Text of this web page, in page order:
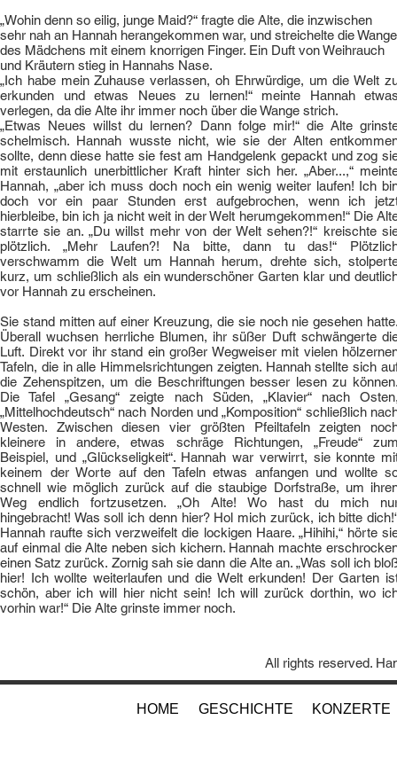
„Wohin denn so eilig, junge Maid?“ fragte die Alte, die inzwischen
sehr nah an Hannah herangekommen war, und streichelte die Wange
des Mädchens mit einem knorrigen Finger. Ein Duft von Weihrauch
und Kräutern stieg in Hannahs Nase.
„Ich habe mein Zuhause verlassen, oh Ehrwürdige, um die Welt
erkunden und etwas Neues zu lernen!“ meinte Hannah
verlegen, da die Alte ihr immer noch über die Wange strich.
„Etwas Neues willst du lernen? Dann folge mir!“ die Alte
schelmisch. Hannah wusste nicht, wie sie der Alten
sollte, denn diese hatte sie fest am Handgelenk gepackt und zog
mit erstaunlich unerbittlicher Kraft hinter sich her. „Aber...,“
Hannah, „aber ich muss doch noch ein wenig weiter laufen! Ich
doch vor ein paar Stunden erst aufgebrochen, wenn ich
hierbleibe, bin ich ja nicht weit in der Welt herumgekommen!“ Die
starrte sie an. „Du willst mehr von der Welt sehen?!“ kreischte
plötzlich. „Mehr Laufen?! Na bitte, dann tu das!“
verschwamm die Welt um Hannah herum, drehte sich,
kurz, um schließlich als ein wunderschöner Garten klar und
vor Hannah zu erscheinen.
Sie stand mitten auf einer Kreuzung, die sie noch nie gesehen
Überall wuchsen herrliche Blumen, ihr süßer Duft schwängerte
Luft. Direkt vor ihr stand ein großer Wegweiser mit vielen
Tafeln, die in alle Himmelsrichtungen zeigten. Hannah stellte sich
die Zehenspitzen, um die Beschriftungen besser lesen zu
Die Tafel „Gesang“ zeigte nach Süden, „Klavier“ nach
„Mittelhochdeutsch“ nach Norden und „Komposition“ schließlich
Westen. Zwischen diesen vier größten Pfeiltafeln zeigten
kleinere in andere, etwas schräge Richtungen, „Freude“
Beispiel, und „Glückseligkeit“. Hannah war verwirrt, sie konnte
keinem der Worte auf den Tafeln etwas anfangen und wollte
schnell wie möglich zurück auf die staubige Dorfstraße, um
Weg endlich fortzusetzen. „Oh Alte! Wo hast du mich
hingebracht! Was soll ich denn hier? Hol mich zurück, ich bitte
Hannah raufte sich verzweifelt die lockigen Haare. „Hihihi,“ hörte
auf einmal die Alte neben sich kichern. Hannah machte
einen Satz zurück. Zornig sah sie dann die Alte an. „Was soll ich
hier! Ich wollte weiterlaufen und die Welt erkunden! Der Garten
schön, aber ich will hier nicht sein! Ich will zurück dorthin, wo
vorhin war!“ Die Alte grinste immer noch.
All rights reserved.
HOME GESCHICHTE KONZERTE